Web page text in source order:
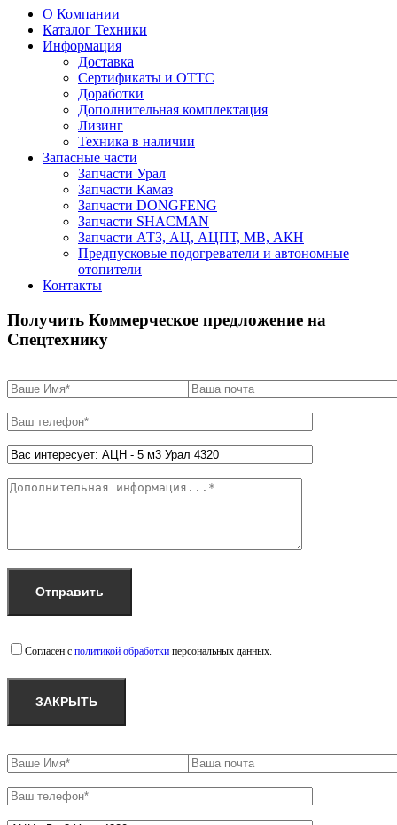
О Компании
Каталог Техники
Информация
Доставка
Сертификаты и ОТТС
Доработки
Дополнительная комплектация
Лизинг
Техника в наличии
Запасные части
Запчасти Урал
Запчасти Камаз
Запчасти DONGFENG
Запчасти SHACMAN
Запчасти АТЗ, АЦ, АЦПТ, МВ, АКН
Предпусковые подогреватели и автономные
отопители
Контакты
Получить Коммерческое предложение на
Спецтехнику
Согласен с политикой обработки персональных данных.
ЗАКРЫТЬ